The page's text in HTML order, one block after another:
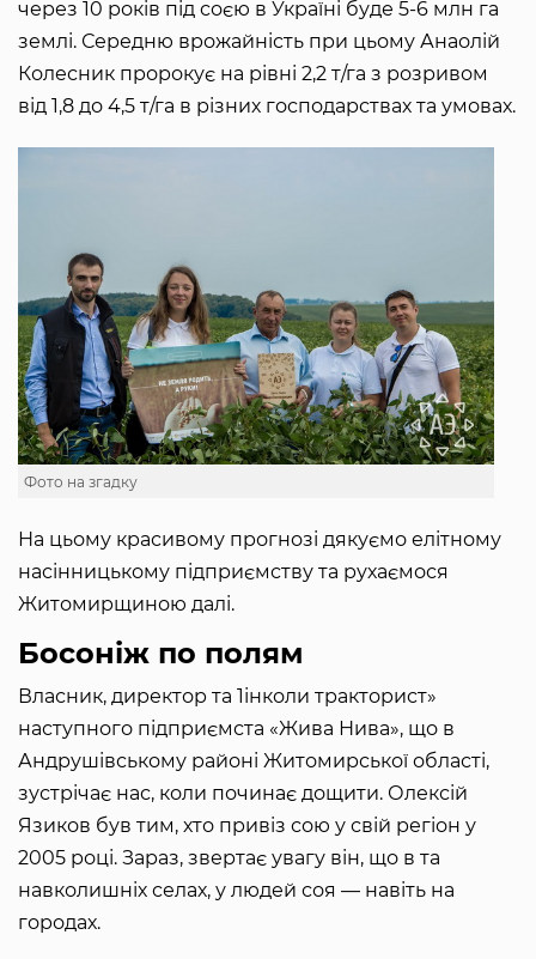
через 10 років під соєю в Україні буде 5-6 млн га
землі. Середню врожайність при цьому Анаолій
Колесник пророкує на рівні 2,2 т/га з розривом
від 1,8 до 4,5 т/га в різних господарствах та умовах.
Фото на згадку
На цьому красивому прогнозі дякуємо елітному
насінницькому підприємству та рухаємося
Житомирщиною далі.
Босоніж по полям
Власник, директор та 1інколи тракторист»
наступного підприємста «Жива Нива», що в
Андрушівському районі Житомирської області,
зустрічає нас, коли починає дощити. Олексій
Язиков був тим, хто привіз сою у свій регіон у
2005 році. Зараз, звертає увагу він, що в та
навколишніх селах, у людей соя — навіть на
городах.